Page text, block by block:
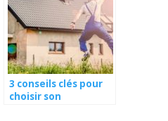
3 conseils clés pour
choisir son